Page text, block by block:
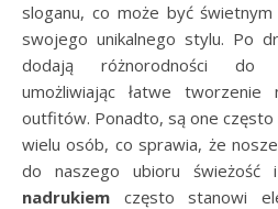
sloganu, co może być
swojego unikalnego stylu. Po
dodają różnorodności do
umożliwiając łatwe tworzenie
outfitów. Ponadto, są one
wielu osób, co sprawia, że
do naszego ubioru świeżość i
nadrukiem często stanowi